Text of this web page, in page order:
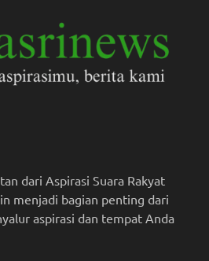
dari Aspirasi Suara Rakyat
menjadi bagian penting dari
aspirasi dan tempat Anda